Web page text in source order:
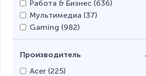
Работа & Бизнес (636)
Мультимедиа (37)
Gaming (982)
Производитель
Acer (225)